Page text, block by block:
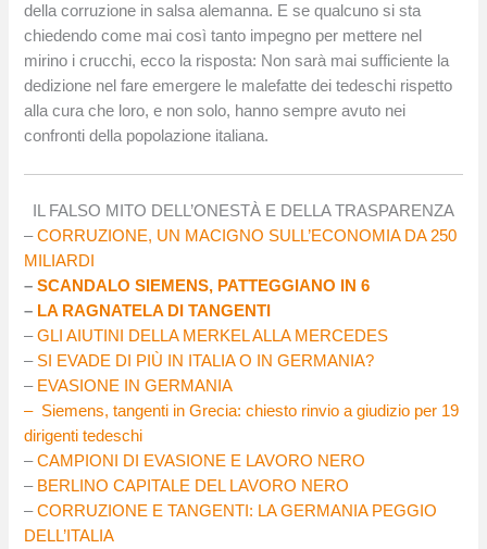
della corruzione in salsa alemanna. E se qualcuno si sta
chiedendo come mai così tanto impegno per mettere nel
mirino i crucchi, ecco la risposta: Non sarà mai sufficiente la
dedizione nel fare emergere le malefatte dei tedeschi rispetto
alla cura che loro, e non solo, hanno sempre avuto nei
confronti della popolazione italiana.
IL FALSO MITO DELL’ONESTÀ E DELLA TRASPARENZA
–CORRUZIONE, UN MACIGNO SULL’ECONOMIA DA 250
MILIARDI
–SCANDALO SIEMENS, PATTEGGIANO IN 6
– LA RAGNATELA DI TANGENTI
–GLI AIUTINI DELLA MERKEL ALLA MERCEDES
– SI EVADE DI PIÙ IN ITALIA O IN GERMANIA?
– EVASIONE IN GERMANIA
– Siemens, tangenti in Grecia: chiesto rinvio a giudizio per 19
dirigenti tedeschi
–CAMPIONI DI EVASIONE E LAVORO NERO
– BERLINO CAPITALE DEL LAVORO NERO
–CORRUZIONE E TANGENTI: LA GERMANIA PEGGIO
DELL’ITALIA